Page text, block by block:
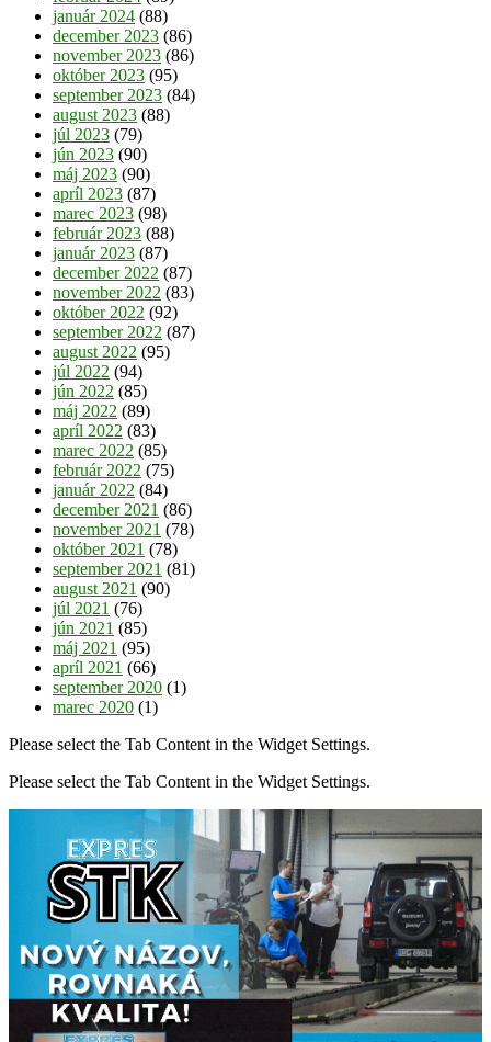
január 2024 (88)
december 2023 (86)
november 2023 (86)
október 2023 (95)
september 2023 (84)
august 2023 (88)
júl 2023 (79)
jún 2023 (90)
máj 2023 (90)
apríl 2023 (87)
marec 2023 (98)
február 2023 (88)
január 2023 (87)
december 2022 (87)
november 2022 (83)
október 2022 (92)
september 2022 (87)
august 2022 (95)
júl 2022 (94)
jún 2022 (85)
máj 2022 (89)
apríl 2022 (83)
marec 2022 (85)
február 2022 (75)
január 2022 (84)
december 2021 (86)
november 2021 (78)
október 2021 (78)
september 2021 (81)
august 2021 (90)
júl 2021 (76)
jún 2021 (85)
máj 2021 (95)
apríl 2021 (66)
september 2020 (1)
marec 2020 (1)
Please select the Tab Content in the Widget Settings.
Please select the Tab Content in the Widget Settings.